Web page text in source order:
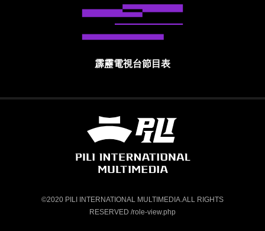
霹靂電視台節目表
霹靂國際多媒體股份有限公司 PILI
©2020 PILI INTERNATIONAL MULTIMEDIA.ALL RIGHTS
RESERVED /role-view.php